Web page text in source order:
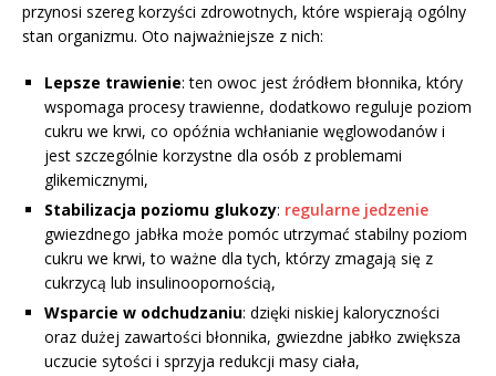
przynosi szereg korzyści zdrowotnych, które wspierają ogólny
stan organizmu. Oto najważniejsze z nich:
Lepsze trawienie: ten owoc jest źródłem błonnika, który
wspomaga procesy trawienne, dodatkowo reguluje poziom
cukru we krwi, co opóźnia wchłanianie węglowodanów i
jest szczególnie korzystne dla osób z problemami
glikemicznymi,
Stabilizacja poziomu glukozy: regularne jedzenie
gwiezdnego jabłka może pomóc utrzymać stabilny poziom
cukru we krwi, to ważne dla tych, którzy zmagają się z
cukrzycą lub insulinoopornością,
Wsparcie w odchudzaniu: dzięki niskiej kaloryczności
oraz dużej zawartości błonnika, gwiezdne jabłko zwiększa
uczucie sytości i sprzyja redukcji masy ciała,